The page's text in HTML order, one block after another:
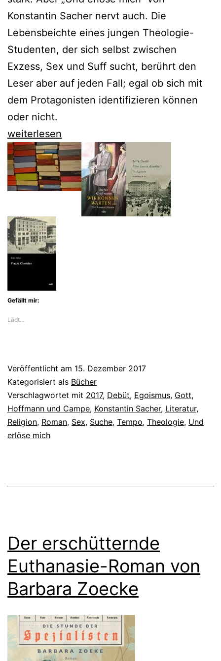
Konstantin Sacher nervt auch. Die
Lebensbeichte eines jungen Theologie-
Studenten, der sich selbst zwischen
Exzess, Sex und Suff sucht, berührt den
Leser aber auf jeden Fall; egal ob sich mit
dem Protagonisten identifizieren können
oder nicht.
„Und
erlöse
mich“:
Das
Debüt
von
Konstantin
Sacher
weiterlesen
Gefällt mir:
Lädt…
Veröffentlicht am 15. Dezember 2017
Kategorisiert als Bücher
Verschlagwortet mit 2017, Debüt, Egoismus, Gott,
Hoffmann und Campe, Konstantin Sacher, Literatur,
Religion, Roman, Sex, Suche, Tempo, Theologie, Und
erlöse mich
Der erschütternde
Euthanasie-Roman von
Barbara Zoecke